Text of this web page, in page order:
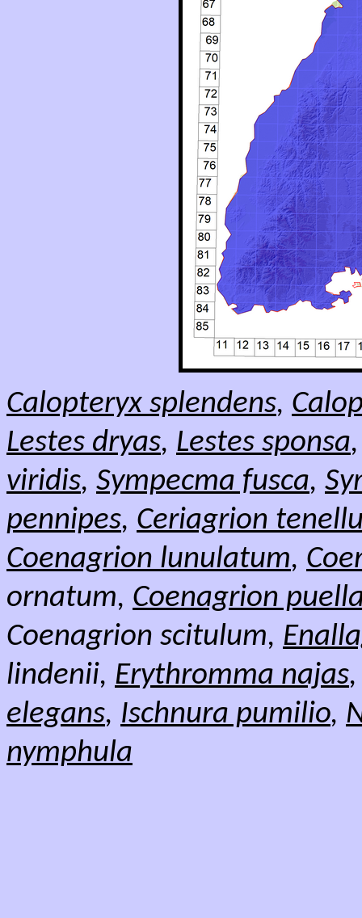
Calopteryx splendens,
Lestes dryas, Lestes sponsa
viridis, Sympecma fusca,
pennipes, Ceriagrion
Coenagrion lunulatum,
ornatum, Coenagrion
Coenagrion scitulum,
lindenii, Erythromma najas
elegans, Ischnura pumilio,
nymphula